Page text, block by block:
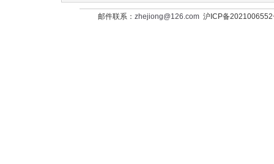
邮件联系： zhejiong@126.com沪ICP备